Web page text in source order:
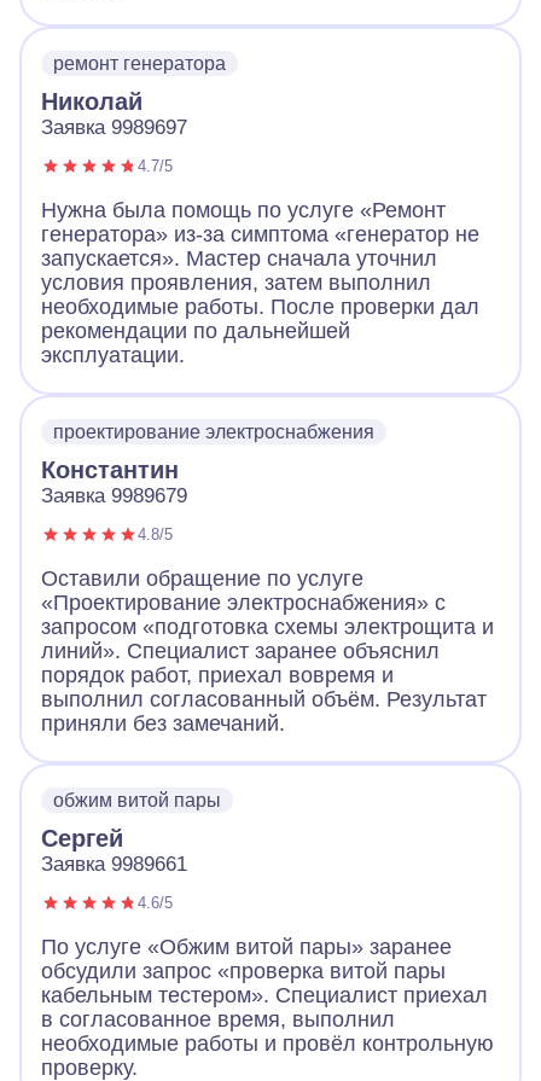
ремонт генератора
Николай
Заявка 9989697
4.7/5
Нужна была помощь по услуге «Ремонт
генератора» из-за симптома «генератор не
запускается». Мастер сначала уточнил
условия проявления, затем выполнил
необходимые работы. После проверки дал
рекомендации по дальнейшей
эксплуатации.
проектирование электроснабжения
Константин
Заявка 9989679
4.8/5
Оставили обращение по услуге
«Проектирование электроснабжения» с
запросом «подготовка схемы электрощита и
линий». Специалист заранее объяснил
порядок работ, приехал вовремя и
выполнил согласованный объём. Результат
приняли без замечаний.
обжим витой пары
Сергей
Заявка 9989661
4.6/5
По услуге «Обжим витой пары» заранее
обсудили запрос «проверка витой пары
кабельным тестером». Специалист приехал
в согласованное время, выполнил
необходимые работы и провёл контрольную
проверку.